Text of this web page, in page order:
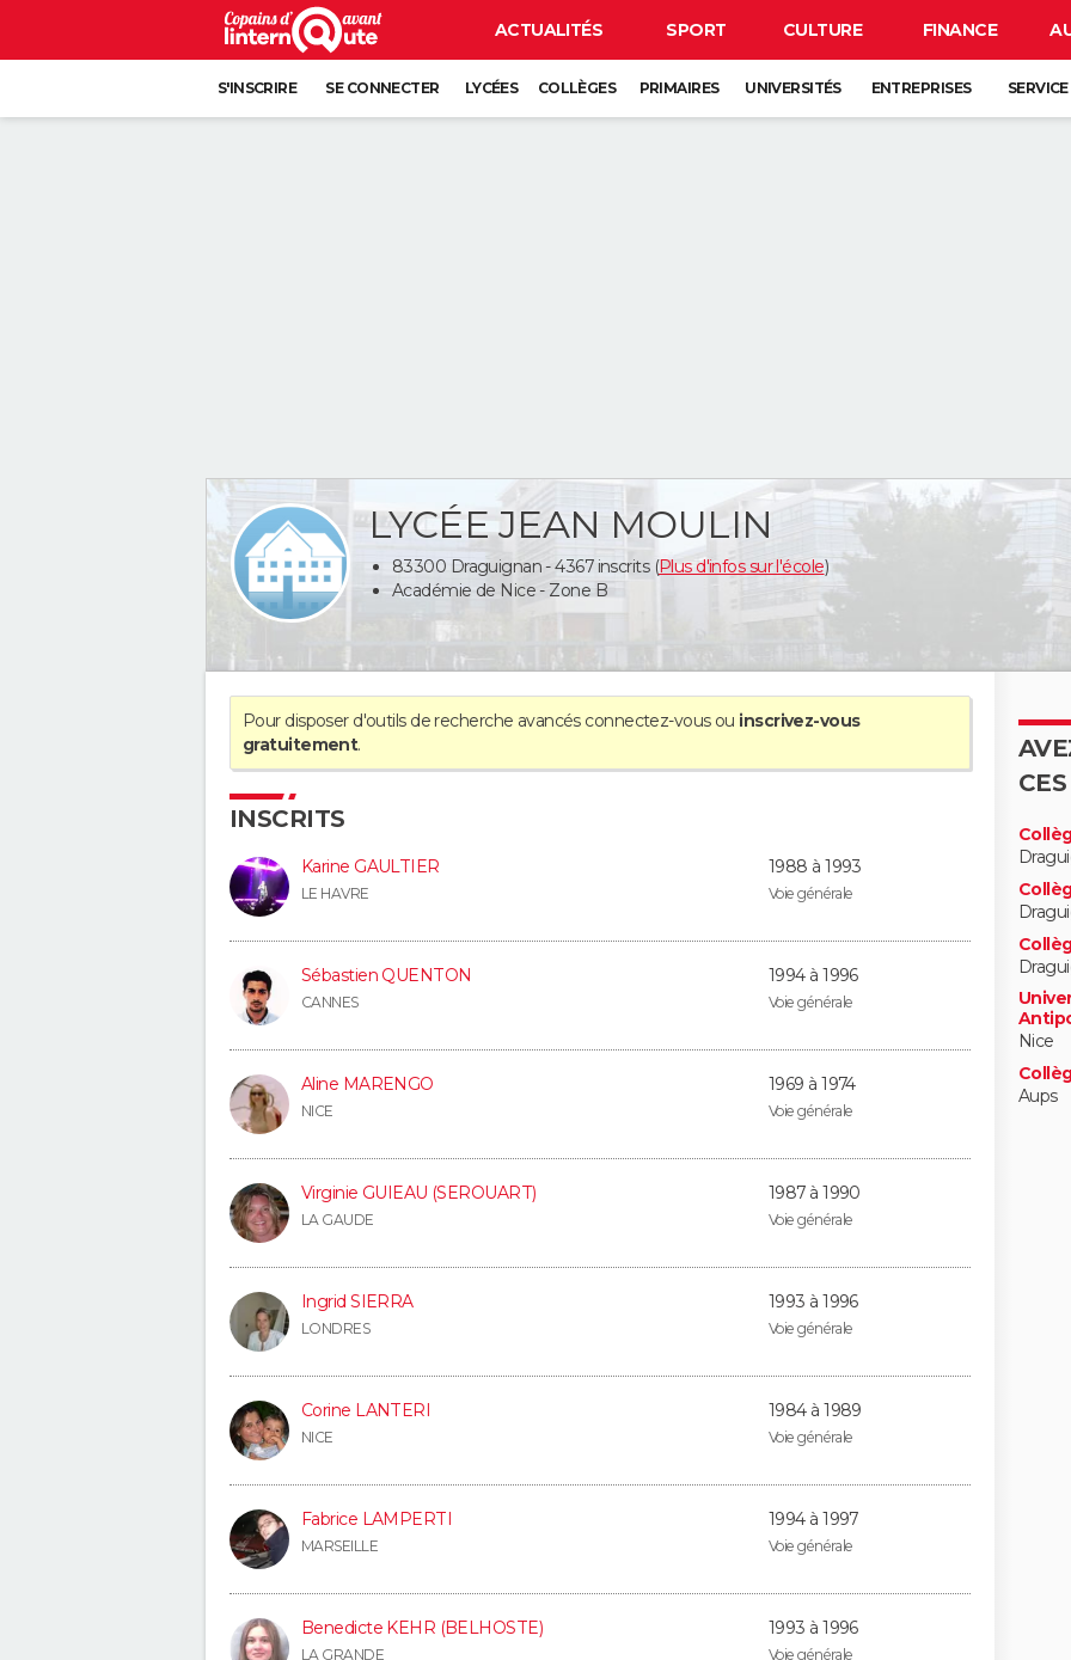
ACTUALITÉS SPORT CULTURE FINANCE
S'INSCRIRE SE CONNECTER LYCÉES COLLÈGES PRIMAIRES UNIVERSITÉS ENTREPRISES
LYCÉE JEAN MOULIN
83300 Draguignan - 4367 inscrits (Plus d'infos sur l'école)
Académie de Nice - Zone B
Pour disposer d'outils de recherche avancés connectez-vousou inscrivez-vous
gratuitement.
INSCRITS
Karine GAULTIER
LE HAVRE
1988 à 1993
Voie générale
Sébastien QUENTON
CANNES
1994 à 1996
Voie générale
Aline MARENGO
NICE
1969 à 1974
Voie générale
Virginie GUIEAU (SEROUART)
LA GAUDE
1987 à 1990
Voie générale
Ingrid SIERRA
LONDRES
1993 à 1996
Voie générale
Corine LANTERI
NICE
1984 à 1989
Voie générale
Fabrice LAMPERTI
MARSEILLE
1994 à 1997
Voie générale
Benedicte KEHR (BELHOSTE)
LA GRANDE
1993 à 1996
Voie générale
Nice
Aups